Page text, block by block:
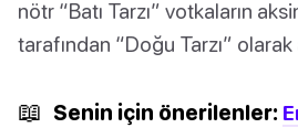
nötr “Batı Tarzı” votkaların
tarafından “Doğu Tarzı” olarak
📖 Senin için önerilenler: